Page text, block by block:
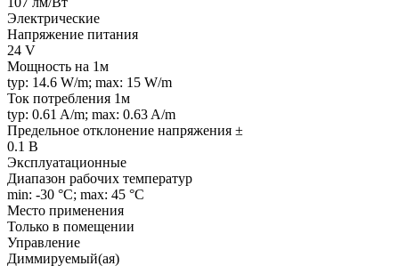
Электрические
Напряжение питания
24 V
Мощность на 1м
typ: 14.6 W/m; max: 15 W/m
Ток потребления 1м
typ: 0.61 A/m; max: 0.63 A/m
Предельное отклонение напряжения ±
0.1 В
Эксплуатационные
Диапазон рабочих температур
min: -30 °C; max: 45 °C
Место применения
Только в помещении
Управление
Диммируемый(ая)